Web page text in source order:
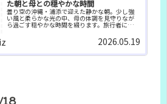
た朝と母との穏やかな時間
曇り空の沖縄・浦添で迎えた静かな朝。少し強
い風と柔らかな光の中、母の体調を見守りなが
ら過ごす穏やかな時間を綴ります。旅行者にも暮
らしの雰囲気が伝わる日常の記録です。
2026.05.19